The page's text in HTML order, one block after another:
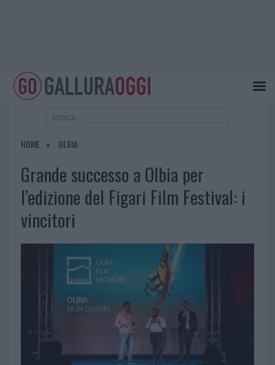
HOME OLBIA
Grande successo a Olbia per
l’edizione del Figari Film Festival: i
vincitori